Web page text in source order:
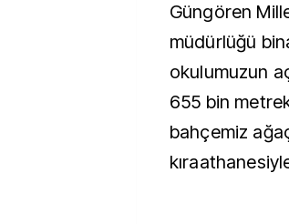
Güngören
müdürlüğü
okulumuzun
655 bin
bahçemiz